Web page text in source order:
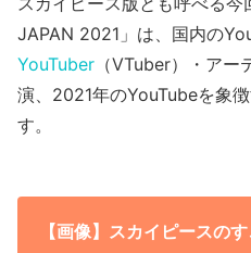
JAPAN 2021」は、国内の
YouTuber （VTuber）・ア
演、2021年のYouTubeを象
す。
【画像】スカイピースの